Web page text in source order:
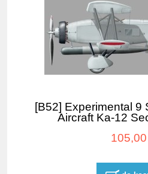
[B52] Experimental 9
Aircraft Ka-12
105,00